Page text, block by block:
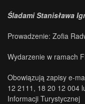
Śladami Stanisława
Prowadzenie: Zofia
Wydarzenie w ramach
Obowiązują zapisy e-
12 2111, 18 20 12 004
Informacji Turystycznej